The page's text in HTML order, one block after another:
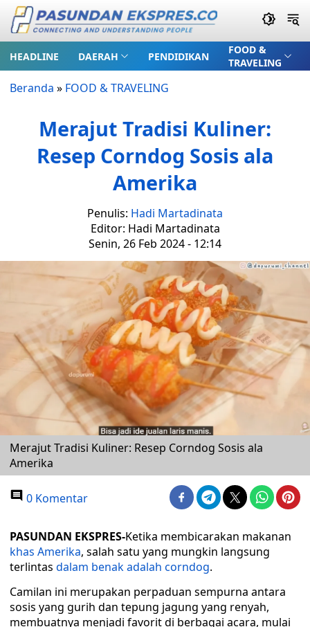
HEADLINE DAERAH PENDIDIKAN
FOOD &
TRAVELING
Beranda » FOOD & TRAVELING
Merajut Tradisi Kuliner:
Resep Corndog Sosis ala
Amerika
Penulis: Hadi Martadinata
Editor: Hadi Martadinata
Senin, 26 Feb 2024 - 12:14
Merajut Tradisi Kuliner: Resep Corndog Sosis ala
Amerika
0 Komentar
PASUNDAN EKSPRES-Ketika membicarakan makanan
khas Amerika, salah satu yang mungkin langsung
terlintas dalam benak adalah corndog.
Camilan ini merupakan perpaduan sempurna antara
sosis yang gurih dan tepung jagung yang renyah,
membuatnya menjadi favorit di berbagai acara, mulai